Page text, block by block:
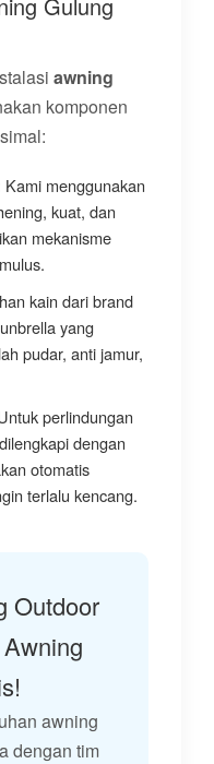
awning
komponen
Kami menggunakan
kuat, dan
mekanisme
kain dari brand
yang
pudar, anti jamur,
perlindungan
dengan
otomatis
terlalu kencang.
Outdoor
awning
dengan tim